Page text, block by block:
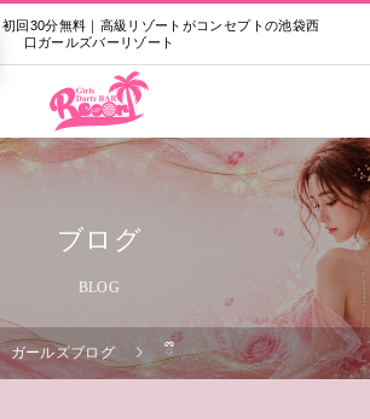
初回30分無料｜高級リゾートがコンセプトの池袋西
口ガールズバーリゾート
ブログ
BLOG
ガールズブログ ྀི